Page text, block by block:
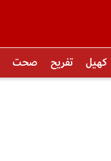
کھیل تفریح صحت